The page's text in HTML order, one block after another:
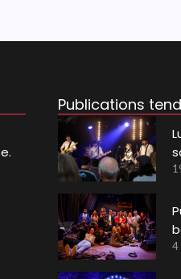
Publications
4